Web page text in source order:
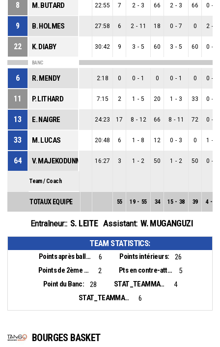
8 M. BUTARD 22:55 7 2 - 3 66 2 - 3 66 0 -
9 B. HOLMES 27:58 6 2 - 11 18 0 - 7 0 2 -
22 K. DIABY 30:42 9 3 - 5 60 3 - 5 60 0 -
BANC
6 R. MENDY 2:18 0 0 - 1 0 0 - 1 0 0 -
11 P. LITHARD 7:15 2 1 - 5 20 1 - 3 33 0 -
13 E. NAIGRE 24:23 17 8 - 12 66 8 - 11 72 0 -
33 M. LUCAS 20:48 6 1 - 8 12 0 - 3 0 1 -
64 V. MAJEKODUNMI 16:27 3 1 - 2 50 1 - 2 50 0 -
Team / Coach
TOTAUX EQUIPE 55 19 - 55 34 15 - 38 39 4 -
Entraîneur:: S. LEITE Assistant: W. MUGANGUZI
TEAM STATISTICS:
Points après balles perdues: 6 Points intérieurs:
26
Points de 2ème chance:
2 Pts en contre-attaque:
5
Point du Banc:
28 STAT_TEAMMATCH_BASKETBALL_sBiggestLead_NAME:
4
STAT_TEAMMATCH_BASKETBALL_sBiggestScoringRun_NAME:
6
BOURGES BASKET